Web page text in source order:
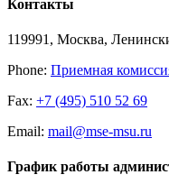
Контакты
119991, Москва,
Phone: Приемная
Fax: +7 (495) 510 52 69
Email: mail@mse-msu.ru
График работы